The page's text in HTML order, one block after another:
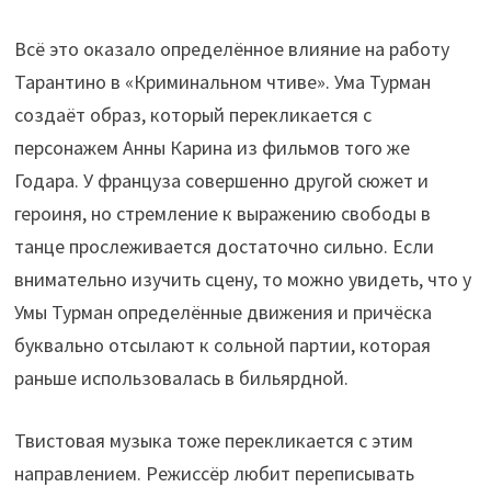
Всё это оказало определённое влияние на работу
Тарантино в «Криминальном чтиве». Ума Турман
создаёт образ, который перекликается с
персонажем Анны Карина из фильмов того же
Годара. У француза совершенно другой сюжет и
героиня, но стремление к выражению свободы в
танце прослеживается достаточно сильно. Если
внимательно изучить сцену, то можно увидеть, что у
Умы Турман определённые движения и причёска
буквально отсылают к сольной партии, которая
раньше использовалась в бильярдной.
Твистовая музыка тоже перекликается с этим
направлением. Режиссёр любит переписывать